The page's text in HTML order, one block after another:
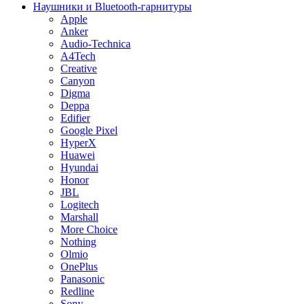
Наушники и Bluetooth-гарнитуры
Apple
Anker
Audio-Technica
A4Tech
Creative
Canyon
Digma
Deppa
Edifier
Google Pixel
HyperX
Huawei
Hyundai
Honor
JBL
Logitech
Marshall
More Choice
Nothing
Olmio
OnePlus
Panasonic
Redline